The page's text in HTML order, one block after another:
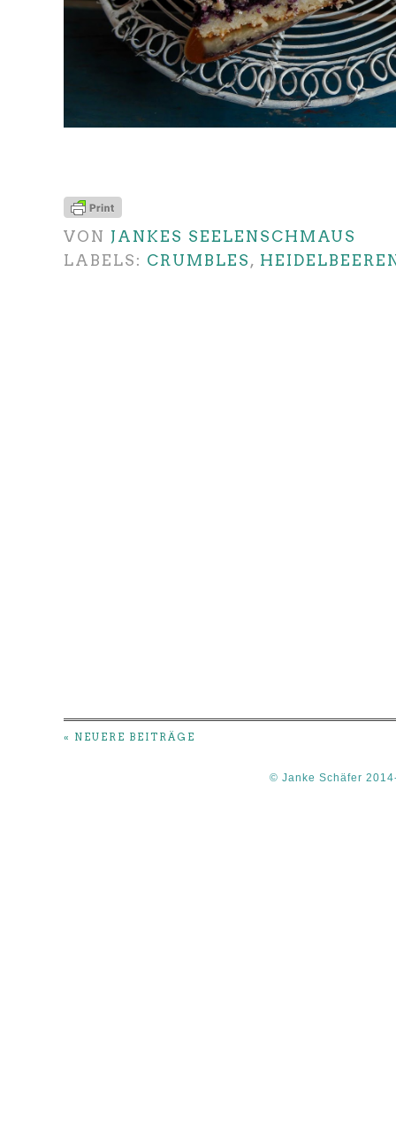
VON JANKES SEELENSCHMAUS
LABELS: CRUMBLES,
« NEUERE BEITRÄGE
© Janke Schäfer